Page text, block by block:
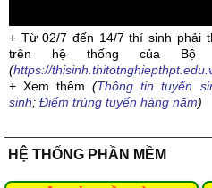
+ Từ 02/7 đến 14/7 thí sinh phải
trên hệ thống của Bộ
(https://
+ Xem thêm(Thông tin tuyển
sinh; Điểm trúng tuyển hàng năm)
HỆ THỐNG PHẦN MỀM